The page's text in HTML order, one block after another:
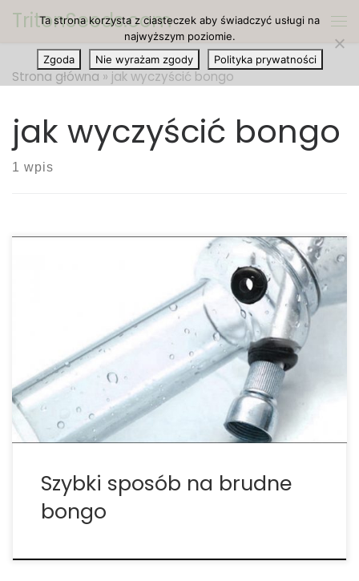
Przejdź do treści
TritonSeeds.com
Strona główna » jak wyczyścić bongo
jak wyczyścić bongo
1 wpis
Wielu doświadczonych palaczy wie, że najlepszym
sposobem na wyczyszczenie bongo jest 99%
alkohol izopropylowy i oczywiście mieszanka soli.
Ale co, jeśli nie masz tych składników i bardzo się
spieszysz? 1. Zagotuj wodę Użyj najczystszej wody
jak to tylko możliwe, więc […]
Szybki sposób na brudne
bongo
Ta strona korzysta z ciasteczek aby świadczyć usługi na
najwyższym poziomie.
Zgoda
Nie wyrażam zgody Polityka prywatności